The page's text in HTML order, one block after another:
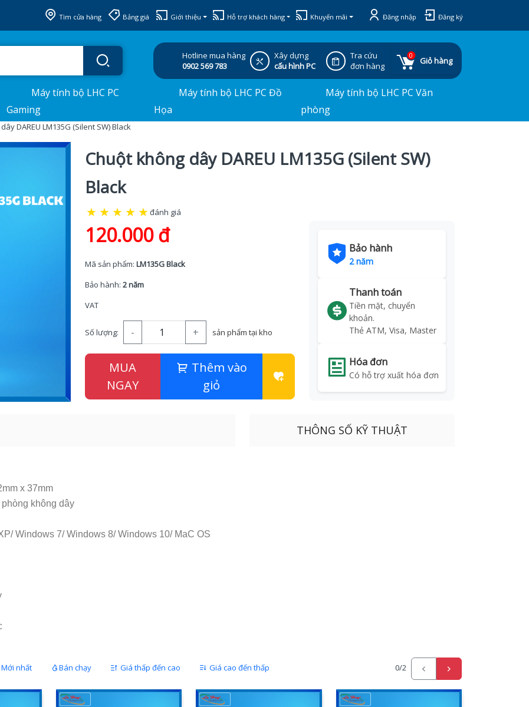
Tìm cửa hàng Bảng giá Giới thiệu Hỗ trợ khách hàng Khuyến mãi Đăng nhập Đăng ký
Hotline mua hàng
0902 569 783
Xây dựng
cấu hình PC
Tra cứu
đơn hàng
0
Giỏ hàng
Máy tính bộ LHC PC
Gaming
Máy tính bộ LHC PC Đồ
Họa
Máy tính bộ LHC PC Văn
phòng
DAREU LM135G (Silent SW) Black
Chuột không dây DAREU LM135G (Silent SW)
Black
★ ★ ★ ★ ★đánh giá
120.000 đ
Mã sản phẩm: LM135G Black
Bảo hành: 2 năm
VAT
Số lượng: - + sản phẩm tại kho
MUA
NGAY
Thêm vào
giỏ
Bảo hành
2 năm
Thanh toán
Tiền mặt, chuyển
khoản.
Thẻ ATM, Visa, Master
Hóa đơn
Có hỗ trợ xuất hóa đơn
x 37mm
không dây
Windows 7/ Windows 8/ Windows 10/ MaC OS
THÔNG SỐ KỸ THUẬT
Mới nhất Bán chạy Giá thấp đến cao Giá cao đến thấp 0/2